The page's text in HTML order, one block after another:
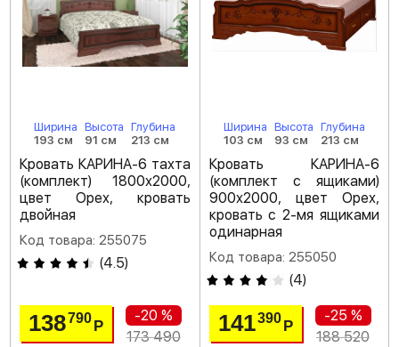
Ширина
193 см
Высота
91 см
Глубина
213 см
Кровать КАРИНА-6 тахта
(комплект) 1800х2000,
цвет Орех, кровать
двойная
Код товара: 255075
(4.5)
138790Р
-20 %
173 490
Ширина
103 см
Высота
93 см
Глубина
213 см
Кровать КАРИНА-6
(комплект с ящиками)
900х2000, цвет Орех,
кровать с 2-мя ящиками
одинарная
Код товара: 255050
(4)
141390 Р
-25 %
188 520